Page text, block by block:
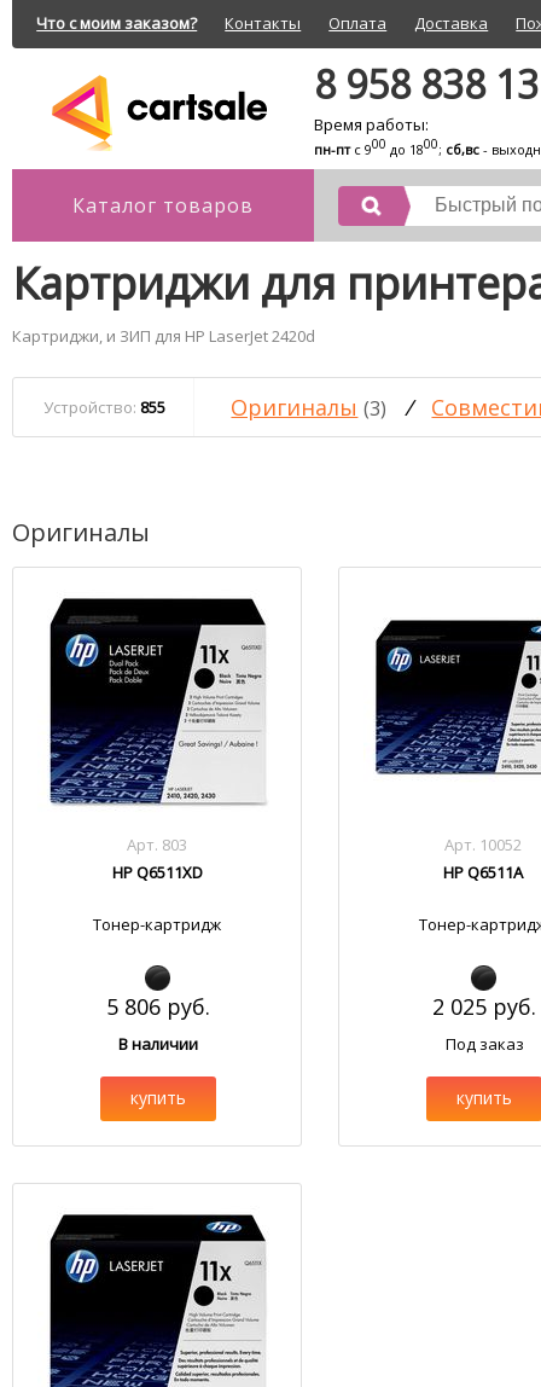
Что с моим заказом? Контакты Оплата Доставка
8 958 838
Время работы:
пн-птс 900 до 1800; сб,вс -
Каталог товаров
Картриджи для
Картриджи, и ЗИП для HP LaserJet 2420d
Устройство: 855 Оригиналы (3) /
Оригиналы
Арт. 803
HP Q6511XD
Тонер-картридж
5 806 руб.
В наличии
купить
Арт. 10052
HP Q6511A
Тонер-
2 025 руб.
Под заказ
купить